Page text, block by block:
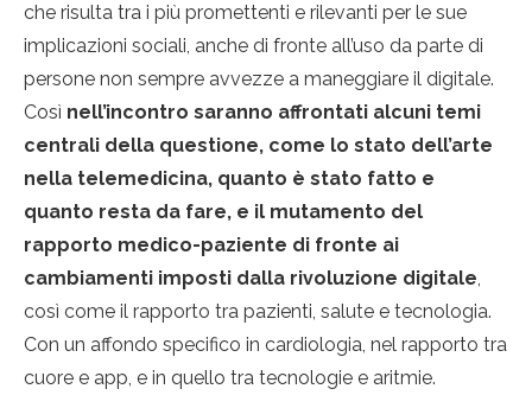
che risulta tra i più promettenti e rilevanti per le sue
implicazioni sociali, anche di fronte all’uso da parte di
persone non sempre avvezze a maneggiare il digitale.
Così nell’incontro saranno affrontati alcuni temi
centrali della questione, come lo stato dell’arte
nella telemedicina, quanto è stato fatto e
quanto resta da fare, e il mutamento del
rapporto medico-paziente di fronte ai
cambiamenti imposti dalla rivoluzione digitale,
così come il rapporto tra pazienti, salute e tecnologia.
Con un affondo specifico in cardiologia, nel rapporto tra
cuore e app, e in quello tra tecnologie e aritmie.